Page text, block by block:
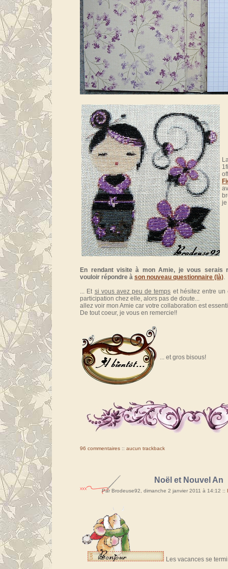
je
En rendant visite à mon Amie, je vous serais
vouloir répondre à son nouveau questionnaire (là).
... Et si vous avez peu de temps et hésitez entre un
participation chez elle, alors pas de doute...
allez voir mon Amie car votre collaboration est
De tout coeur, je vous en remercie!!
... et gros bisous!
96 commentaires :: aucun trackback
Noël et Nouvel An
Par Brodeuse92, dimanche 2 janvier 2011 à 14:12 ::
Les vacances se